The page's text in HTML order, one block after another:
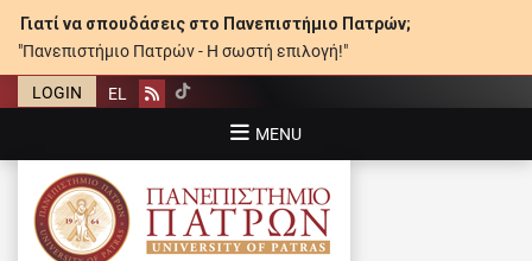
Γιατί να σπουδάσεις στο Πανεπιστήμιο Πατρών;
"Πανεπιστήμιο Πατρών - Η σωστή επιλογή!"
LOGIN EL Rss
MENU
ΠΑΝΕΠΙΣΤΉΜΙΟ ΠΑΤΡΏΝ